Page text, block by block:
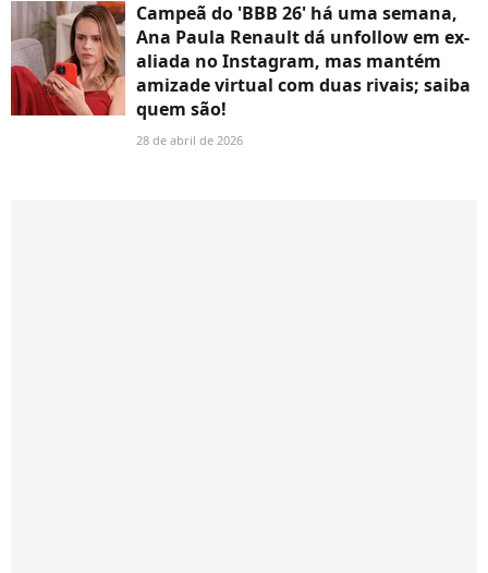
Campeã do 'BBB 26' há uma semana,
Ana Paula Renault dá unfollow em ex-
aliada no Instagram, mas mantém
amizade virtual com duas rivais; saiba
quem são!
28 de abril de 2026